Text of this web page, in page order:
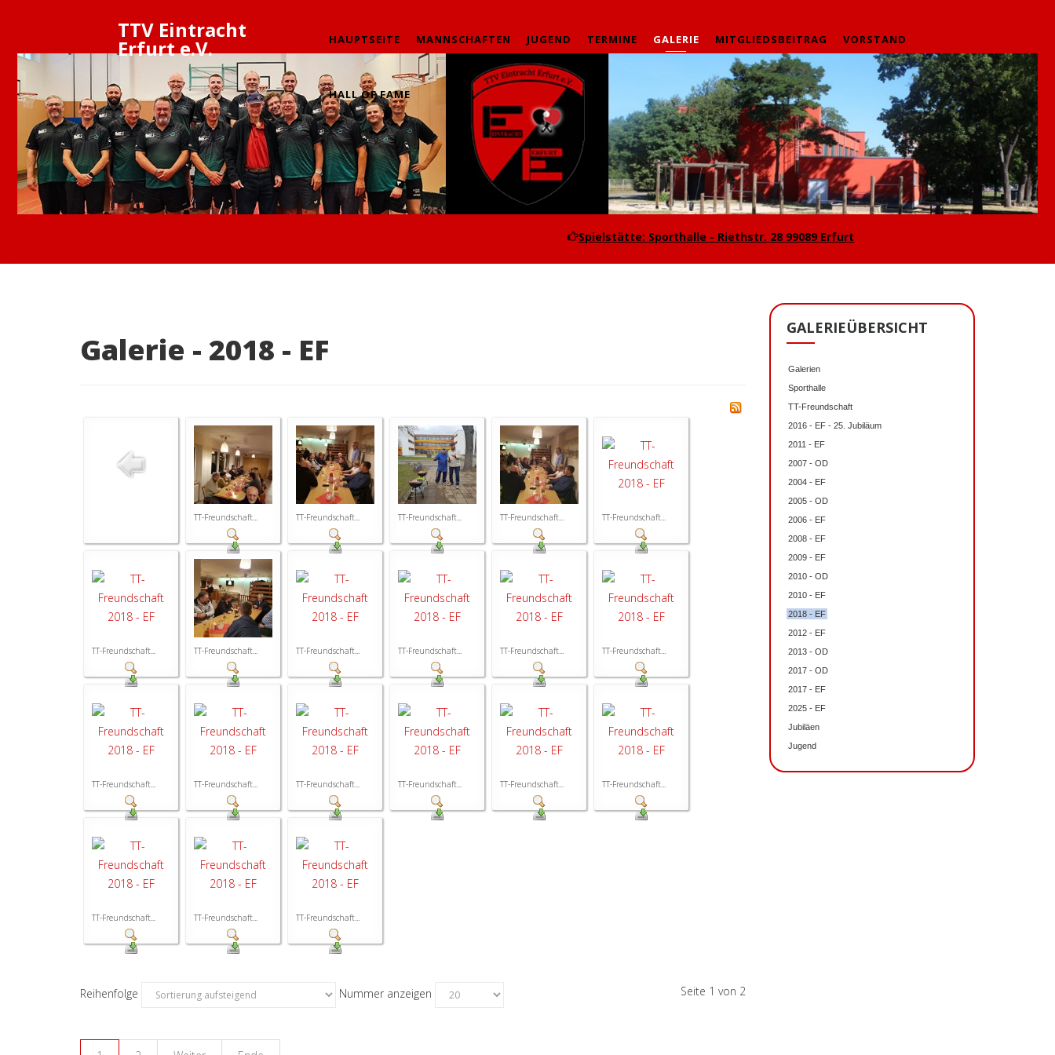
TTV Eintracht
Erfurt e.V. HAUPTSEITE MANNSCHAFTEN JUGEND TERMINE GALERIE MITGLIEDSBEITRAG VORSTAND
HALL OF FAME
Spielstätte: Sporthalle - Riethstr. 28 99089 Erfurt
Galerie - 2018 - EF
TT-Freundschaft... TT-Freundschaft... TT-Freundschaft... TT-Freundschaft... TT-Freundschaft...
TT-Freundschaft... TT-Freundschaft... TT-Freundschaft... TT-Freundschaft... TT-Freundschaft... TT-Freundschaft...
TT-Freundschaft... TT-Freundschaft... TT-Freundschaft... TT-Freundschaft... TT-Freundschaft... TT-Freundschaft...
TT-Freundschaft... TT-Freundschaft... TT-Freundschaft...
Reihenfolge Nummer anzeigen Seite 1 von 2
GALERIEÜBERSICHT
Galerien
Sporthalle
TT-Freundschaft
2016 - EF - 25. Jubiläum
2011 - EF
2007 - OD
2004 - EF
2005 - OD
2006 - EF
2008 - EF
2009 - EF
2010 - OD
2010 - EF
2018 - EF
2012 - EF
2013 - OD
2017 - OD
2017 - EF
2025 - EF
Jubiläen
Jugend